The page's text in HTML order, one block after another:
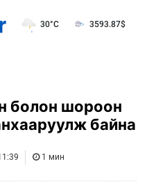
30°C 3593.87$
болон шороон
байна
1 мин